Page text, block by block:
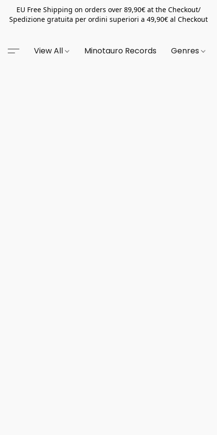
EU Free Shipping on orders over 89,90€ at the Checkout/
Spedizione gratuita per ordini superiori a 49,90€ al Checkout
View All Minotauro Records Genres